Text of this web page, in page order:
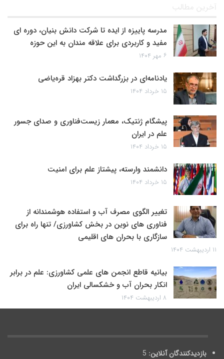
آخرین مطالب
مدرسه پاییزه از ایده تا شرکت دانش بنیان، دوره ای
مفید و کاربردی برای علاقه مندان به این حوزه
۶ مهر ۱۴۰۴
یادنامه‌ای در بزرگداشت دکتر بهزاد قره‌یاضی
۱۵ خرداد ۱۴۰۴
پیشگام ژنتیک، معمار زیست‌فناوری و صدای جسور
علم در ایران
۱۵ خرداد ۱۴۰۴
دانشمند وارسته، پیشتاز علم برای امنیت
۱۵ خرداد ۱۴۰۴
تغییر الگوی مصرف آب و استفاده هوشمندانه از
فناوری های نوین در بخش کشاورزی/ تنها راه برای
سازگاری با بحران های اقلیمی
۱۱ اردیبهشت ۱۴۰۴
بیانیه قاطع انجمن های علمی کشاورزی: علم در برابر
انکار بحران آب و خشکسالی ایران
۸ اردیبهشت ۱۴۰۴
بازدیدکنندگان آنلاین: 5